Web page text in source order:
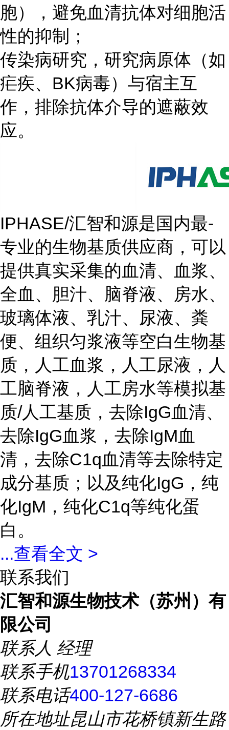
胞），避免血清抗体对细胞活
性的抑制；
传染病研究，研究病原体（如
疟疾、BK病毒）与宿主互
作，排除抗体介导的遮蔽效
应。
IPHASE/汇智和源是国内最-
专业的生物基质供应商，可以
提供真实采集的血清、血浆、
全血、胆汁、脑脊液、房水、
玻璃体液、乳汁、尿液、粪
便、组织匀浆液等空白生物基
质，人工血浆，人工尿液，人
工脑脊液，人工房水等模拟基
质/人工基质，去除IgG血清、
去除IgG血浆，去除IgM血
清，去除C1q血清等去除特定
成分基质；以及纯化IgG，纯
化IgM，纯化C1q等纯化蛋
白。
...查看全文 >
联系我们
汇智和源生物技术（苏州）有
限公司
联系人 经理
联系手机13701268334
联系电话400-127-6686
所在地址昆山市花桥镇新生路